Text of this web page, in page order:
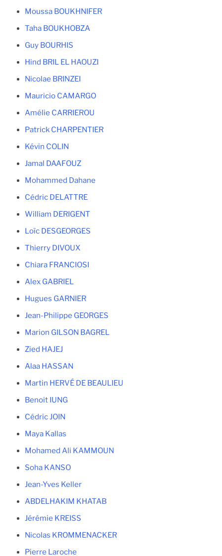
Moussa BOUKHNIFER
Taha BOUKHOBZA
Guy BOURHIS
Hind BRIL EL HAOUZI
Nicolae BRINZEI
Mauricio CAMARGO
Amélie CARRIEROU
Patrick CHARPENTIER
Kévin COLIN
Jamal DAAFOUZ
Mohammed Dahane
Cédric DELATTRE
William DERIGENT
Loïc DESGEORGES
Thierry DIVOUX
Chiara FRANCIOSI
Alex GABRIEL
Hugues GARNIER
Jean-Philippe GEORGES
Marion GILSON BAGREL
Zied HAJEJ
Alaa HASSAN
Martin HERVÉ DE BEAULIEU
Benoit IUNG
Cédric JOIN
Maya Kallas
Mohamed Ali KAMMOUN
Soha KANSO
Jean-Yves Keller
ABDELHAKIM KHATAB
Jérémie KREISS
Nicolas KROMMENACKER
Pierre Laroche